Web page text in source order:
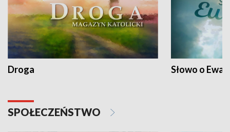
Droga Słowo o
SPOŁECZEŃSTWO